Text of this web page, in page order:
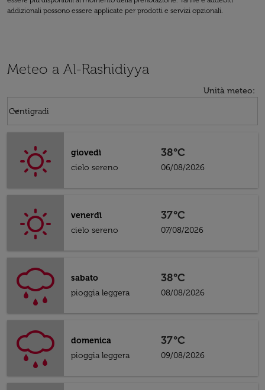
addizionali possono essere applicate per prodotti e servizi opzionali.
Meteo a Al-Rashidiyya
Unità meteo:
Centigradi
keyboard_arrow_down
giovedì
cielo sereno
38°C
06/08/2026
venerdì
cielo sereno
37°C
07/08/2026
sabato
pioggia leggera
38°C
08/08/2026
domenica
pioggia leggera
37°C
09/08/2026